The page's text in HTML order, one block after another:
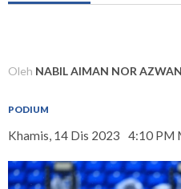
Oleh NABIL AIMAN NOR AZWAN
PODIUM
Khamis, 14 Dis 2023 4:10 PM